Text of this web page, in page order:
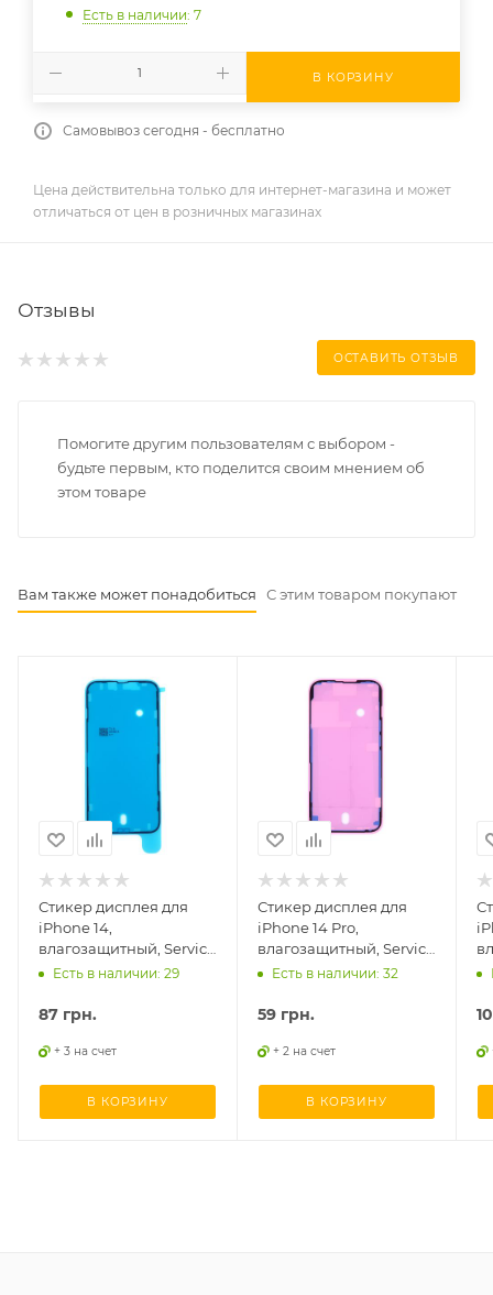
Есть в наличии: 7
В КОРЗИНУ
Самовывоз сегодня - бесплатно
Цена действительна только для интернет-магазина и может
отличаться от цен в розничных магазинах
Отзывы
ОСТАВИТЬ ОТЗЫВ
Помогите другим пользователям с выбором -
будьте первым, кто поделится своим мнением об
этом товаре
Вам также может понадобиться С этим товаром покупают
Стикер дисплея для
iPhone 14,
влагозащитный, Service
оригинал
Есть в наличии: 29
87 грн.
+ 3 на счет
В КОРЗИНУ
Стикер дисплея для
iPhone 14 Pro,
влагозащитный, Service
оригинал
Есть в наличии: 32
59 грн.
+ 2 на счет
В КОРЗИНУ